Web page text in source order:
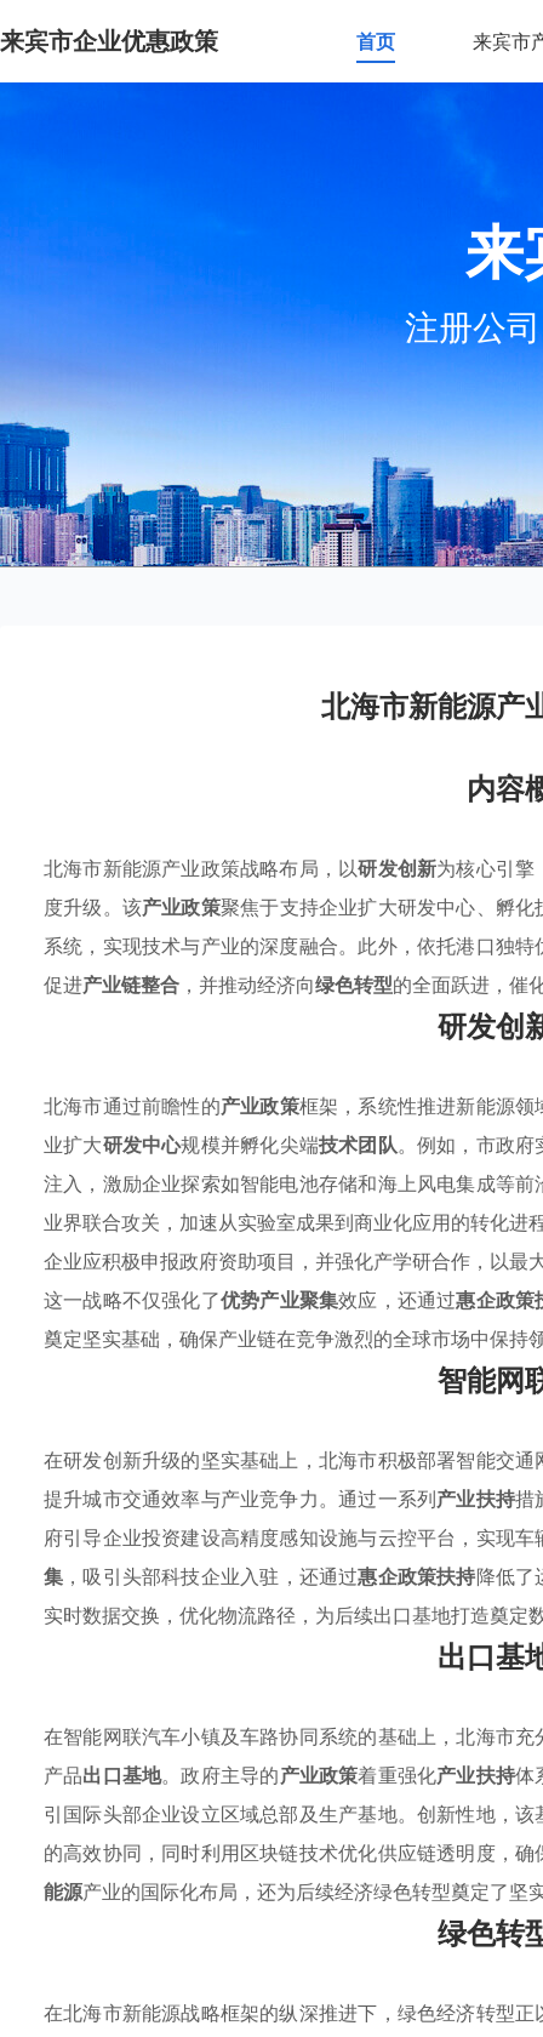
来宾市企业优惠政策 首页 来宾市
来
注册公
北海市新能源产
内容
北海市新能源产业政策战略布局，以研发创新为核心引擎
度升级。该产业政策聚焦于支持企业扩大研发中心、孵
系统，实现技术与产业的深度融合。此外，依托港口独特
促进产业链整合 ，并推动经济向绿色转型的全面跃进，催
研发创
北海市通过前瞻性的产业政策框架，系统性推进新能源
业扩大研发中心规模并孵化尖端技术团队。例如，市政府
注入，激励企业探索如智能电池存储和海上风电集成等
业界联合攻关，加速从实验室成果到商业化应用的转化进
企业应积极申报政府资助项目，并强化产学研合作，以最
这一战略不仅强化了优势产业聚集效应，还通过惠企政策
奠定坚实基础，确保产业链在竞争激烈的全球市场中保持
智能网
在研发创新升级的坚实基础上，北海市积极部署智能交通
提升城市交通效率与产业竞争力。通过一系列产业扶持措
府引导企业投资建设高精度感知设施与云控平台，实现
集 ，吸引头部科技企业入驻，还通过惠企政策扶持降低了
实时数据交换，优化物流路径，为后续出口基地打造奠定
出口基
在智能网联汽车小镇及车路协同系统的基础上，北海市
产品出口基地。政府主导的产业政策着重强化产业扶持体
引国际头部企业设立区域总部及生产基地。创新性地，
的高效协同，同时利用区块链技术优化供应链透明度，
能源产业的国际化布局，还为后续经济绿色转型奠定了坚
绿色转
在北海市新能源战略框架的纵深推进下，绿色经济转型